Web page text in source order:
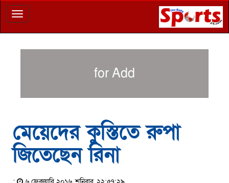
Toggle
navigation
for Add
মেয়েদের কুস্তিতে রুপা
জিতেছেন রিনা